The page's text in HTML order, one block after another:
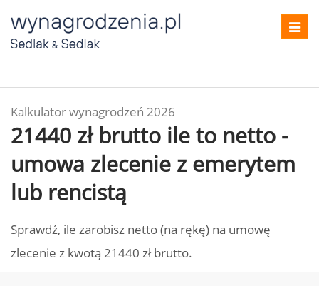
Kalkulator wynagrodzeń 2026
21440 zł brutto ile to netto -
umowa zlecenie z emerytem
lub rencistą
Sprawdź, ile zarobisz netto (na rękę) na umowę
zlecenie z kwotą 21440 zł brutto.